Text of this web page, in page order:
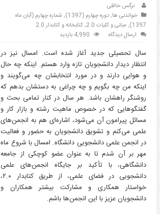
نرگس خالقی
خواندنی ها,دوره چهارم (1397) , شماره چهارم (آبان ماه
1397)
, مبانی و کلیات 2.0 ,کتابخانه و کتابدار 2.0
ارسال دیدگاه
4,990 بازدید
سال تحصیلی جدید آغاز شده است. امسال نیز در
انتظار دیدار دانشجویان تازه وارد هستم. اینکه چه حال
و هوایی دارند و در مورد انتخابشان چه می‌گویند و
اینکه من چه بگویم و چه چراغی به دستشان بدهم که
روشنگر راهشان باشد. هر سال در کنار تمامی بحث و
گفتگوهایی که در خصوص ماهیت رشته و بازار کار و
مسائل پیرامون آن می‌شود، اشاره‌ای هم به انجمن‌های
علمی می‌کنم و تشویق دانشجویان به حضور و فعالیت
در انجمن علمی دانشجویی دانشگاه. امسال با شروع ماه
مهر بر آن شدم تا به عنوان عضو کوچکی از جامعه
دانشگاهی، با تأکید بر جایگاه انجمن‌های علمی
دانشجویی در فضای علمی، از طریق کتابدار ۲.۰،
خواستار همکاری و مشارکت بیشتر همکاران و
دانشجویان عزیز با این انجمن‌ها باشم.